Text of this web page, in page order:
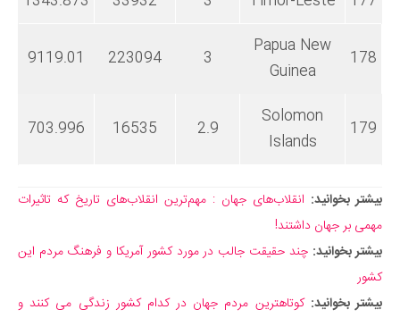
178
Papua New
Guinea
3
223094
9119.01
179
Solomon
Islands
2.9
16535
703.996
بیشتر بخوانید: انقلاب‌های جهان : مهم‌ترین انقلاب‌های تاریخ که تاثیرات
مهمی بر جهان داشتند!
بیشتر بخوانید: چند حقیقت جالب در مورد کشور آمریکا و فرهنگ مردم این
کشور
بیشتر بخوانید: کوتاهترین مردم جهان در کدام کشور زندگی می کنند و